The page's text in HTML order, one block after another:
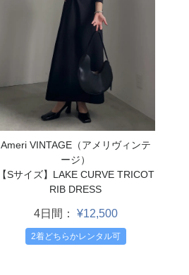
Ameri VINTAGE（アメリヴィンテ
ージ）
【Sサイズ】LAKE CURVE TRICOT
RIB DRESS
4日間： ¥12,500
2着どちらかレンタル可